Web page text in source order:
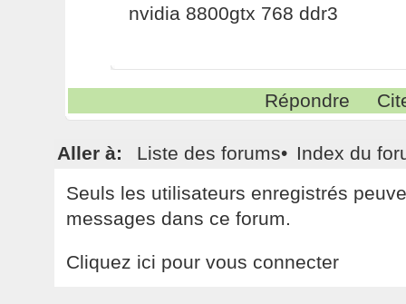
nvidia 8800gtx 768 ddr3
Répondre
Aller à: Liste des forums• Index du
Seuls les utilisateurs enregistrés
messages dans ce forum.
Cliquez ici pour vous connecter